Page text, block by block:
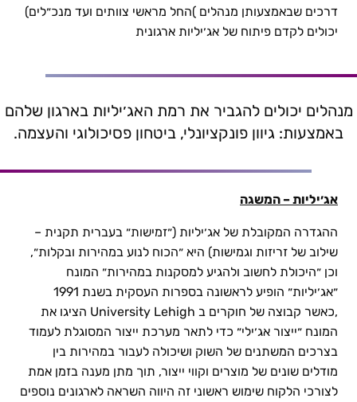
דרכים שבאמצעותן מנהלים )החל מראשי צוותים ועד מנכ״לים)
יכולים לקדם פיתוח של אג׳יליות ארגונית
מנהלים יכולים להגביר את רמת האג׳יליות בארגון שלהם
באמצעות: גיוון פונקציונלי, ביטחון פסיכולוגי והעצמה.
אג׳יליות – המשגה
ההגדרה המקובלת של אג׳יליות (״זמישות״ בעברית תקנית –
שילוב של זריזות וגמישות) היא ״הכוח לנוע במהירות ובקלות״,
וכן ״היכולת לחשוב ולהגיע למסקנות במהירות״ המונח
״אג׳יליות״ הופיע לראשונה בספרות העסקית בשנת 1991
,כאשר קבוצה של חוקרים ב University Lehigh הציגו את
המונח ״ייצור אג׳ילי״ כדי לתאר מערכת ייצור המסוגלת לעמוד
בצרכים המשתנים של השוק ושיכולה לעבור במהירות בין
מודלים שונים של מוצרים וקווי ייצור, תוך מתן מענה בזמן אמת
לצורכי הלקוח שימוש ראשוני זה היווה השראה לארגונים נוספים